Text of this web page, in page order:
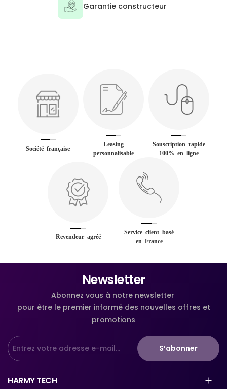
Garantie constructeur
Société française
Leasing
personnalisable
Souscription rapide
100% en ligne
Revendeur agréé
Service client basé
en France
Newsletter
Abonnez vous à notre newsletter
pour être le premier informé des nouvelles offres et
promotions
S’abonner
HARMY TECH